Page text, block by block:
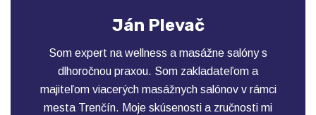
Ján Plevač
Som expert na wellness a masážne salóny s
dlhoročnou praxou. Som zakladateľom a
majiteľom viacerých masážnych salónov v rámci
mesta Trenčín. Moje skúsenosti a zručnosti mi